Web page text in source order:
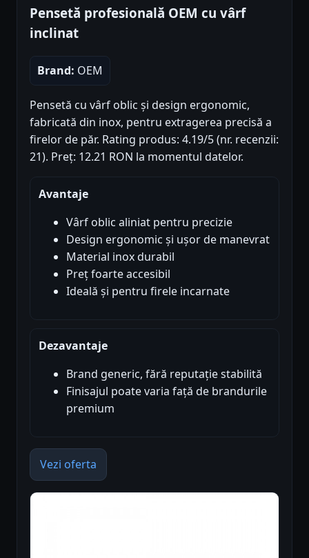
Pensetă profesională OEM cu vârf
inclinat
Brand: OEM
Pensetă cu vârf oblic și design ergonomic,
fabricată din inox, pentru extragerea precisă a
firelor de păr. Rating produs: 4.19/5 (nr. recenzii:
21). Preț: 12.21 RON la momentul datelor.
Avantaje
Vârf oblic aliniat pentru precizie
Design ergonomic și ușor de manevrat
Material inox durabil
Preț foarte accesibil
Ideală și pentru firele incarnate
Dezavantaje
Brand generic, fără reputație stabilită
Finisajul poate varia față de brandurile
premium
Vezi oferta